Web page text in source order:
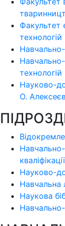
Факультет
технологій
Навчально-
технологій
Науково-
О.
кваліфікації
Науково-
Навчальна
Наукова